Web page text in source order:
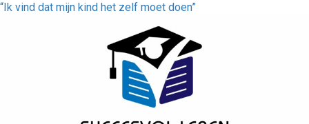
“Ik vind dat mijn kind het zelf moet doen”